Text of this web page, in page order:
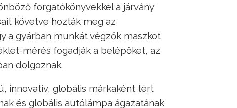
forgatókönyvekkel a járvány
követve hozták meg az
a gyárban munkát végzők maszkot
mérés fogadják a belépőket, az
dolgoznak.
innovatív, globális márkaként tért
és globális autólámpa ágazatának